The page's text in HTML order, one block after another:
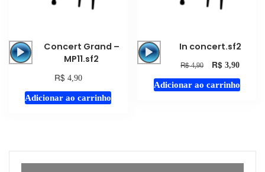
Tocador
de
Concert Grand –
MP11.sf2
R$ 4,90
Adicionar ao carrinho
Tocador
áudio
In concert.sf2
R$4,90 R$ 3,90
Adicionar ao carrinho